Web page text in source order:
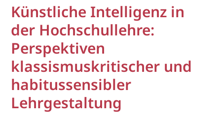
Künstliche Intelligenz in
der Hochschullehre:
Perspektiven
klassismuskritischer und
habitussensibler
Lehrgestaltung